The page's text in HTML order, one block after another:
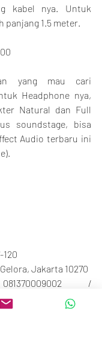
kabel nya. Untuk
panjang 1.5 meter.
yang mau cari
Headphone nya,
Natural dan Full
soundstage, bisa
Audio terbaru ini
120
Jakarta 10270
/